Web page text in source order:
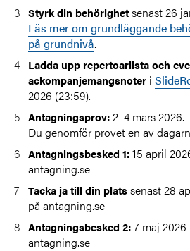
Styrk din behörighetsenast 26
Läs mer om grundläggande
på grundnivå.
Ladda upp repertoarlista och
ackompanjemangsnoter i
2026 (23:59).
Antagningsprov:2–4 mars 2026.
Du genomför provet en av
Antagningsbesked 1:15 april
antagning.se
Tacka ja till din platssenast 28
på antagning.se
Antagningsbesked 2:7 maj 2026
antagning.se